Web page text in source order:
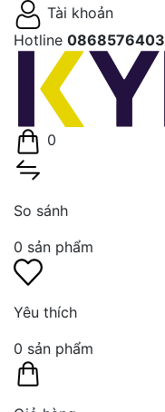
Tài khoản
Hotline 0868576403
0
So sánh
0 sản phẩm
Yêu thích
0 sản phẩm